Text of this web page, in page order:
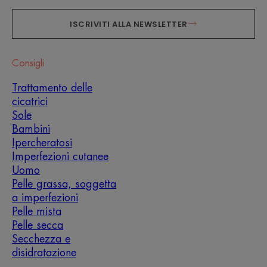
ISCRIVITI ALLA NEWSLETTER
Consigli
Trattamento delle
cicatrici
Sole
Bambini
Ipercheratosi
Imperfezioni cutanee
Uomo
Pelle grassa, soggetta
a imperfezioni
Pelle mista
Pelle secca
Secchezza e
disidratazione